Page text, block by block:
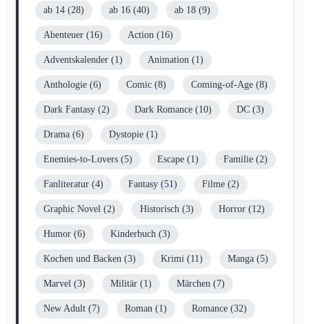
ab 14 (28) ab 16 (40) ab 18 (9)
Abenteuer (16) Action (16)
Adventskalender (1) Animation (1)
Anthologie (6) Comic (8) Coming-of-Age (8)
Dark Fantasy (2) Dark Romance (10) DC (3)
Drama (6) Dystopie (1)
Enemies-to-Lovers (5) Escape (1) Familie (2)
Fanliteratur (4) Fantasy (51) Filme (2)
Graphic Novel (2) Historisch (3) Horror (12)
Humor (6) Kinderbuch (3)
Kochen und Backen (3) Krimi (11) Manga (5)
Marvel (3) Militär (1) Märchen (7)
New Adult (7) Roman (1) Romance (32)